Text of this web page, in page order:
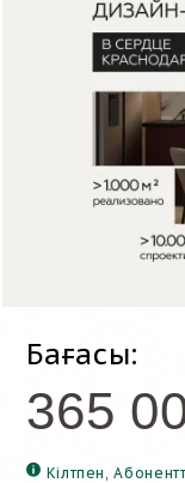
Бағасы:
365
Кілтпен,